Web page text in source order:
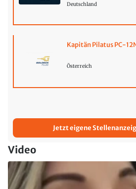
Deutschland
Kapitän Pilatus PC-
Österreich
Jetzt eigene
Video